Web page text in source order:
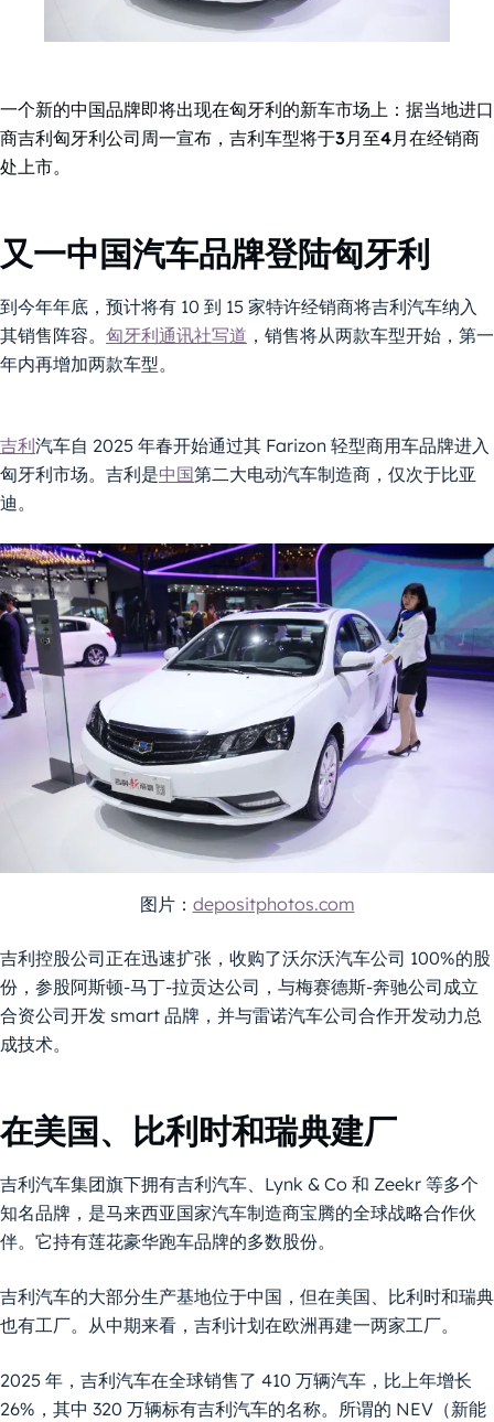
一个新的中国品牌即将出现在匈牙利的新车市场上：据当地进口
商吉利匈牙利公司周一宣布，吉利车型将于3月至4月在经销商
处上市。
又一中国汽车品牌登陆匈牙利
到今年年底，预计将有 10 到 15 家特许经销商将吉利汽车纳入
其销售阵容。 匈牙利通讯社写道 ，销售将从两款车型开始，第一
年内再增加两款车型。
吉利汽车自 2025 年春开始通过其 Farizon 轻型商用车品牌进入
匈牙利市场。吉利是中国第二大电动汽车制造商，仅次于比亚
迪。
图片： depositphotos.com
吉利控股公司正在迅速扩张，收购了沃尔沃汽车公司 100%的股
份，参股阿斯顿-马丁-拉贡达公司，与梅赛德斯-奔驰公司成立
合资公司开发 smart 品牌，并与雷诺汽车公司合作开发动力总
成技术。
在美国、比利时和瑞典建厂
吉利汽车集团旗下拥有吉利汽车、Lynk & Co 和 Zeekr 等多个
知名品牌，是马来西亚国家汽车制造商宝腾的全球战略合作伙
伴。它持有莲花豪华跑车品牌的多数股份。
吉利汽车的大部分生产基地位于中国，但在美国、比利时和瑞典
也有工厂。从中期来看，吉利计划在欧洲再建一两家工厂。
2025 年，吉利汽车在全球销售了 410 万辆汽车，比上年增长
26%，其中 320 万辆标有吉利汽车的名称。所谓的 NEV（新能